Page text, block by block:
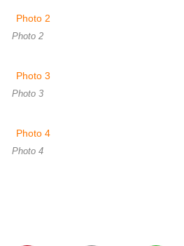
Photo 2
Photo 3
Photo 4